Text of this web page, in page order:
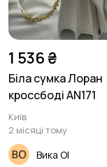
1 536 ₴
Біла сумка Лоран
кроссбоді AN171
Київ
2 місяці тому
Вика Ol